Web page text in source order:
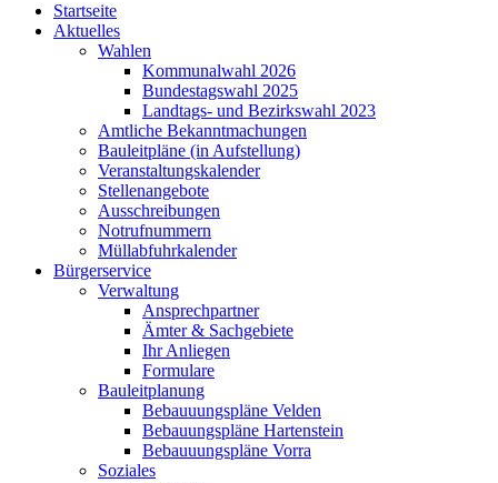
Startseite
Aktuelles
Wahlen
Kommunalwahl 2026
Bundestagswahl 2025
Landtags- und Bezirkswahl 2023
Amtliche Bekanntmachungen
Bauleitpläne (in Aufstellung)
Veranstaltungskalender
Stellenangebote
Ausschreibungen
Notrufnummern
Müllabfuhrkalender
Bürgerservice
Verwaltung
Ansprechpartner
Ämter & Sachgebiete
Ihr Anliegen
Formulare
Bauleitplanung
Bebauuungspläne Velden
Bebauungspläne Hartenstein
Bebauuungspläne Vorra
Soziales